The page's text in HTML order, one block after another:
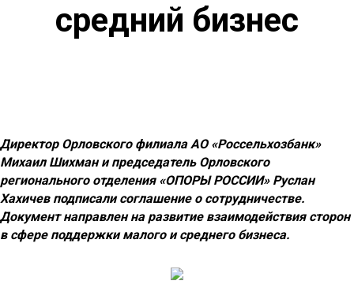
средний бизнес
Директор Орловского филиала АО «Россельхозбанк»
Михаил Шихмани председатель Орловского
регионального отделения «ОПОРЫ РОССИИ» Руслан
Хахичевподписали соглашение о сотрудничестве.
Документ направлен на развитие взаимодействия сторон
в сфере поддержки малого и среднего бизнеса.